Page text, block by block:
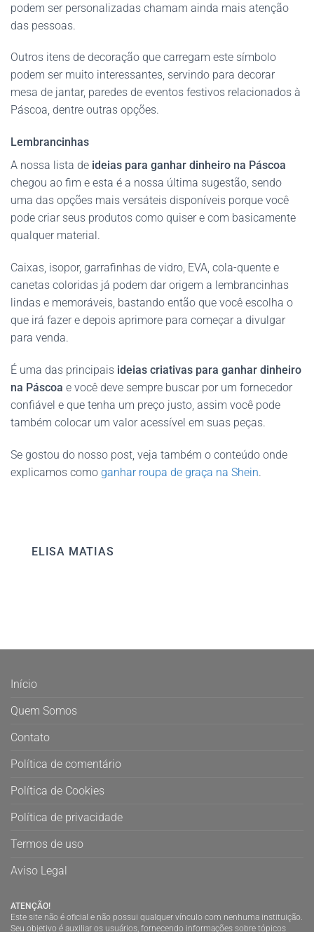
podem ser personalizadas chamam ainda mais atenção
das pessoas.
Outros itens de decoração que carregam este símbolo
podem ser muito interessantes, servindo para decorar
mesa de jantar, paredes de eventos festivos relacionados à
Páscoa, dentre outras opções.
Lembrancinhas
A nossa lista de ideias para ganhar dinheiro na Páscoa
chegou ao fim e esta é a nossa última sugestão, sendo
uma das opções mais versáteis disponíveis porque você
pode criar seus produtos como quiser e com basicamente
qualquer material.
Caixas, isopor, garrafinhas de vidro, EVA, cola-quente e
canetas coloridas já podem dar origem a lembrancinhas
lindas e memoráveis, bastando então que você escolha o
que irá fazer e depois aprimore para começar a divulgar
para venda.
É uma das principais ideias criativas para ganhar dinheiro
na Páscoa e você deve sempre buscar por um fornecedor
confiável e que tenha um preço justo, assim você pode
também colocar um valor acessível em suas peças.
Se gostou do nosso post, veja também o conteúdo onde
explicamos como ganhar roupa de graça na Shein.
ELISA MATIAS
Início
Quem Somos
Contato
Política de comentário
Política de Cookies
Política de privacidade
Termos de uso
Aviso Legal
ATENÇÃO!
Este site não é oficial e não possui qualquer vínculo com nenhuma instituição.
Seu objetivo é auxiliar os usuários, fornecendo informações sobre tópicos